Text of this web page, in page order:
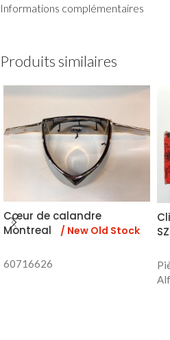
Informations complémentaires
Produits similaires
Cœur de calandre
Montreal
/ New Old Stock
60716626